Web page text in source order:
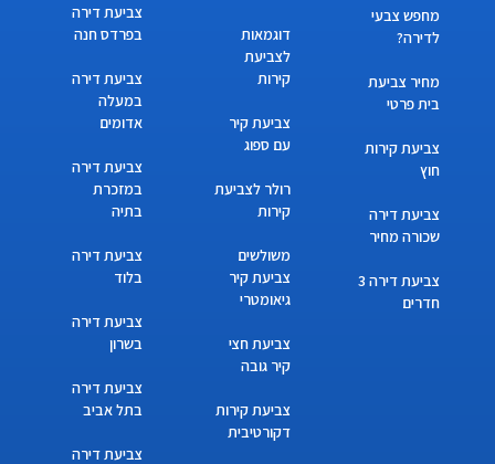
מחפש צבעי
לדירה?
מחיר צביעת
בית פרטי
צביעת קירות
חוץ
צביעת דירה
שכורה מחיר
צביעת דירה 3
חדרים
דוגמאות
לצביעת
קירות
צביעת קיר
עם ספוג
רולר לצביעת
קירות
משולשים
צביעת קיר
גיאומטרי
צביעת חצי
קיר גובה
צביעת קירות
דקורטיבית
צביעת דירה
בפרדס חנה
צביעת דירה
במעלה
אדומים
צביעת דירה
במזכרת
בתיה
צביעת דירה
בלוד
צביעת דירה
בשרון
צביעת דירה
בתל אביב
צביעת דירה